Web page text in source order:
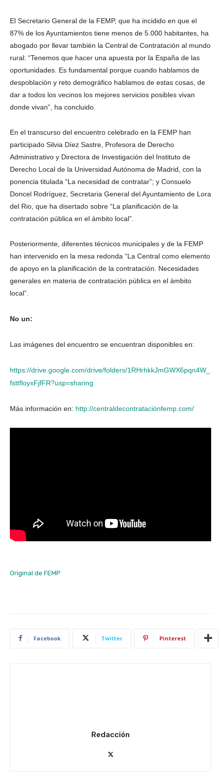
El Secretario General de la FEMP, que ha incidido en que el
87% de los Ayuntamientos tiene menos de 5.000 habitantes, ha
abogado por llevar también la Central de Contratación al mundo
rural: “Tenemos que hacer una apuesta por la España de las
oportunidades. Es fundamental porque cuando hablamos de
despoblación y reto demográfico hablamos de estas cosas, de
dar a todos los vecinos los mejores servicios posibles vivan
donde vivan”, ha concluido.
En el transcurso del encuentro celebrado en la FEMP han
participado Silvia Díez Sastre, Profesora de Derecho
Administrativo y Directora de Investigación del Instituto de
Derecho Local de la Universidad Autónoma de Madrid, con la
ponencia titulada “La necesidad de contratar”; y Consuelo
Doncel Rodríguez, Secretaria General del Ayuntamiento de Lora
del Rio, que ha disertado sobre “La planificación de la
contratación pública en el ámbito local”.
Posteriormente, diferentes técnicos municipales y de la FEMP
han intervenido en la mesa redonda “La Central como elemento
de apoyo en la planificación de la contratación. Necesidades
generales en materia de contratación pública en el ámbito
local”.
No un:
Las imágenes del encuentro se encuentran disponibles en:
https://drive.google.com/drive/folders/1RHrhkkJmGWX6pqn4W_
fsttfloyxFjfFR?usp=sharing
Más información en: http://centraldecontrataciónfemp.com/
Original de FEMP
Facebook Twitter Pinterest
Redacción